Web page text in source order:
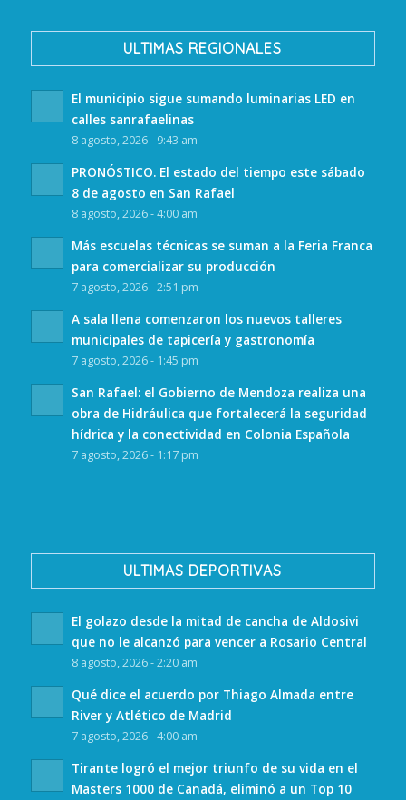
ULTIMAS REGIONALES
El municipio sigue sumando luminarias LED en
calles sanrafaelinas
8 agosto, 2026 - 9:43 am
PRONÓSTICO. El estado del tiempo este sábado
8 de agosto en San Rafael
8 agosto, 2026 - 4:00 am
Más escuelas técnicas se suman a la Feria Franca
para comercializar su producción
7 agosto, 2026 - 2:51 pm
A sala llena comenzaron los nuevos talleres
municipales de tapicería y gastronomía
7 agosto, 2026 - 1:45 pm
San Rafael: el Gobierno de Mendoza realiza una
obra de Hidráulica que fortalecerá la seguridad
hídrica y la conectividad en Colonia Española
7 agosto, 2026 - 1:17 pm
ULTIMAS DEPORTIVAS
El golazo desde la mitad de cancha de Aldosivi
que no le alcanzó para vencer a Rosario Central
8 agosto, 2026 - 2:20 am
Qué dice el acuerdo por Thiago Almada entre
River y Atlético de Madrid
7 agosto, 2026 - 4:00 am
Tirante logró el mejor triunfo de su vida en el
Masters 1000 de Canadá, eliminó a un Top 10